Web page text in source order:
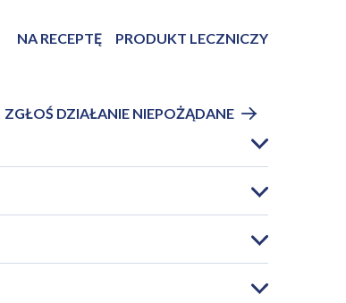
NA RECEPTĘ PRODUKT LECZNICZY
ZGŁOŚ DZIAŁANIE NIEPOŻĄDANE